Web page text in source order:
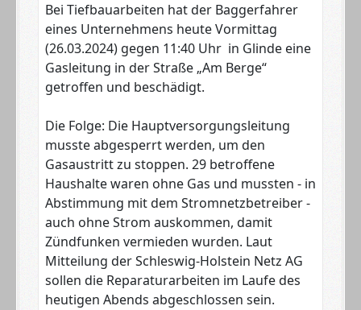
Bei Tiefbauarbeiten hat der Baggerfahrer
eines Unternehmens heute Vormittag
(26.03.2024) gegen 11:40 Uhr in Glinde eine
Gasleitung in der Straße „Am Berge“
getroffen und beschädigt.
Die Folge: Die Hauptversorgungsleitung
musste abgesperrt werden, um den
Gasaustritt zu stoppen. 29 betroffene
Haushalte waren ohne Gas und mussten - in
Abstimmung mit dem Stromnetzbetreiber -
auch ohne Strom auskommen, damit
Zündfunken vermieden wurden. Laut
Mitteilung der Schleswig-Holstein Netz AG
sollen die Reparaturarbeiten im Laufe des
heutigen Abends abgeschlossen sein.